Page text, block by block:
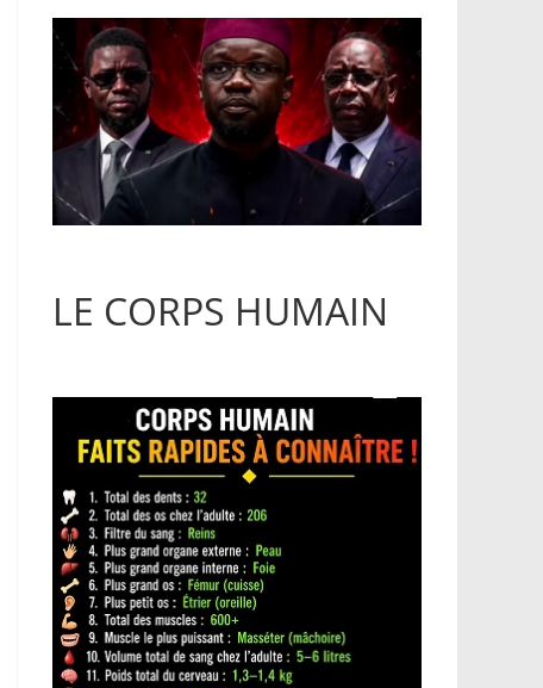
LE CORPS HUMAIN